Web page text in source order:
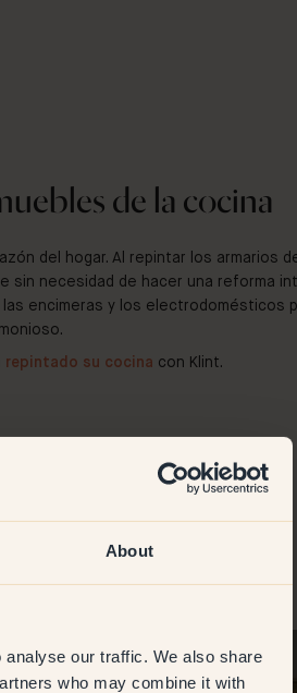
About
our traffic. We also share
who may combine it with
de la cocina
del hogar. Al repintar los armarios
sin necesidad de hacer una reforma
encimeras y los electrodomésticos
repintado su cocina con Klint.